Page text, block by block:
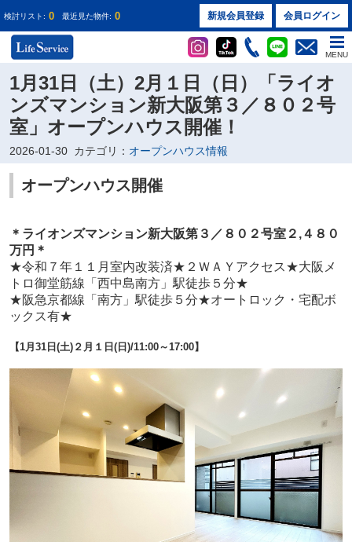
検討リスト: 0 最近見た物件: 0 新規会員登録 会員ログイン
MENU
1月31日（土）2月１日（日）「ライオ
ンズマンション新大阪第３／８０２号
室」オープンハウス開催！
2026-01-30 カテゴリ： オープンハウス情報
オープンハウス開催
＊ライオンズマンション新大阪第３／８０２号室２ ,４８０
万円 ＊
★令和７年１１月室内改装済★２ＷＡＹアクセス★大阪メ
トロ御堂筋線「西中島南方」駅徒歩５分★
★阪急京都線「南方」駅徒歩５分★オートロック・宅配ボ
ックス有★
【1月31日(土)２月１日(日)/11:00～17:00】